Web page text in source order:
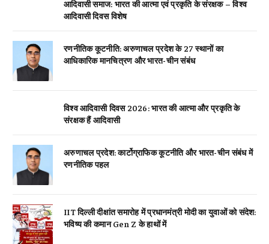
आदिवासी समाज: भारत की आत्मा एवं प्रकृति के संरक्षक – विश्व
आदिवासी दिवस विशेष
रणनीतिक कूटनीति: अरुणाचल प्रदेश के 27 स्थानों का
आधिकारिक मानचित्रण और भारत-चीन संबंध
विश्व आदिवासी दिवस 2026: भारत की आत्मा और प्रकृति के
संरक्षक हैं आदिवासी
अरुणाचल प्रदेश: कार्टोग्राफिक कूटनीति और भारत-चीन संबंध में
रणनीतिक पहल
IIT दिल्ली दीक्षांत समारोह में प्रधानमंत्री मोदी का युवाओं को संदेश:
भविष्य की कमान Gen Z के हाथों में